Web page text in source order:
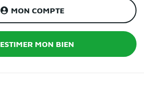
MON COMPTE
ESTIMER MON BIEN